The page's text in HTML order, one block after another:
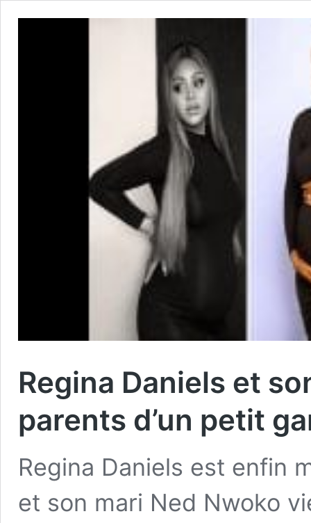
Regina Daniels et
parents d’un petit
Regina Daniels est enfin
et son mari Ned Nwoko